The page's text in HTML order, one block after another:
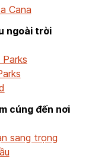
Cana
ngoài trời
cúng đến nơi
sang trọng